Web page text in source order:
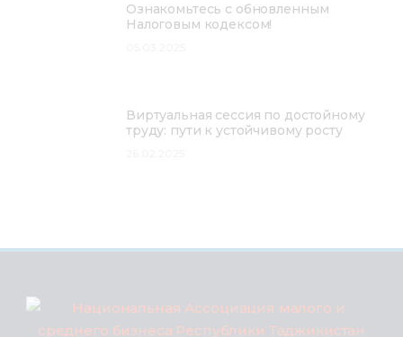
Ознакомьтесь с обновленным
Налоговым кодексом!
Виртуальная сессия по достойному
труду: пути к устойчивому росту